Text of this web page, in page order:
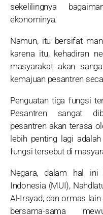
sekelilingnya
ekonominya.
Namun, itu bersifat
karena itu, kehadiran
masyarakat akan
kemajuan pesantren
Penguatan tiga fungsi
Pesantren sangat
pesantren akan terasa
lebih penting lagi
fungsi tersebut di
Negara, dalam hal ini
Indonesia (MUI),
Al-Irsyad, dan ormas
bersama-sama